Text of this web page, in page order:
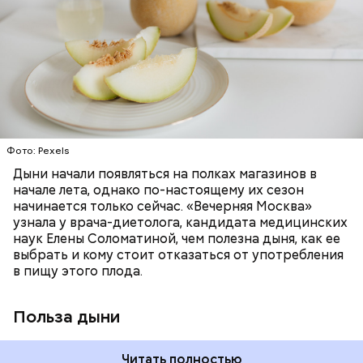
Фото: Pexels
Дыни начали появляться на полках магазинов в
начале лета, однако по-настоящему их сезон
начинается только сейчас. «Вечерняя Москва»
узнала у врача-диетолога, кандидата медицинских
наук Елены Соломатиной, чем полезна дыня, как ее
выбрать и кому стоит отказаться от употребления
в пищу этого плода.
Польза дыни
много энергии, чтобы ее усвоить, рассказала
доктор. Кроме того, этот плод богат витаминами и
минералами. Так, в дыне содержатся:
поддержание иммунитета, зрения и
необходим для обновления кожи. Дыня
«делает пилинг изнутри», обновляет
слизистые оболочки органов. А еще именно
бета-каротин обеспечивает дыне желтый
лютеин и зеаксантин — эти каротиноиды
отлично поддерживают наше зрение;
калий — оказывает мочегонное действие,
поддерживает сердечно-сосудистую
систему и предотвращает скачки давления;
магний — помогает калию и не дает сосудам
спазмироваться.
Читать полностью
ЗДОРОВЬЕ
ПРАВИЛЬНОЕ ПИТАНИЕ
ОВОЩИ
ЛЕТО ФРУКТЫ
По мнению специалиста, здоровому человеку
достаточно включать щавель в рацион несколько
раз в месяц. В небольших количествах в свежем
антибиотиков
свойства, — напомнила Писарева.